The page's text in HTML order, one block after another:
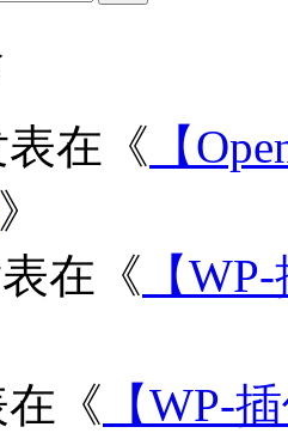
在《 【
》
在《 【
《 【WP-